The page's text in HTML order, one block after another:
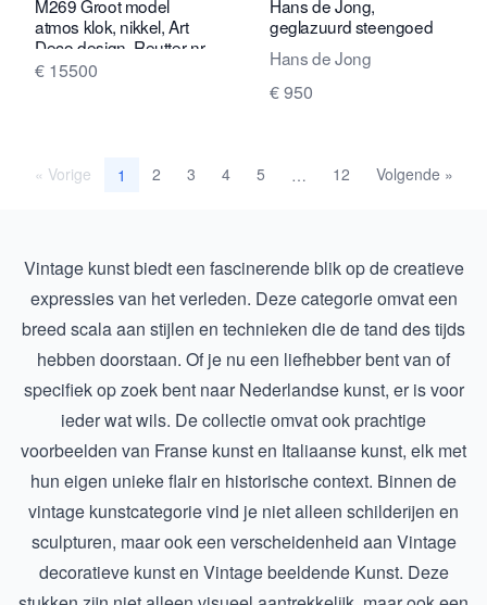
M269 Groot model
atmos klok, nikkel, Art
Deco design, Reutter nr.
6179, Frankrijk ca.1935.
€ 15500
Hans de Jong,
geglazuurd steengoed
Hans de Jong
€ 950
« Vorige 1 2 3 4 5 … 12 Volgende »
Vintage kunst biedt een fascinerende blik op de creatieve
expressies van het verleden. Deze categorie omvat een
breed scala aan stijlen en technieken die de tand des tijds
hebben doorstaan. Of je nu een liefhebber bent van of
specifiek op zoek bent naarNederlandse kunst, er is voor
ieder wat wils. De collectie omvat ook prachtige
voorbeelden van Franse kunsten Italiaanse kunst, elk met
hun eigen unieke flair en historische context. Binnen de
vintage kunstcategorie vind je niet alleen schilderijen en
sculpturen, maar ook een verscheidenheid aan Vintage
decoratieve kunsten Vintage beeldende Kunst. Deze